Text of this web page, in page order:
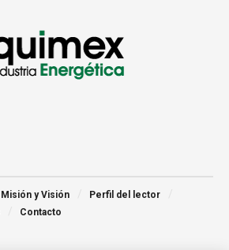
Misión y Visión
Perfil del lector
Contacto